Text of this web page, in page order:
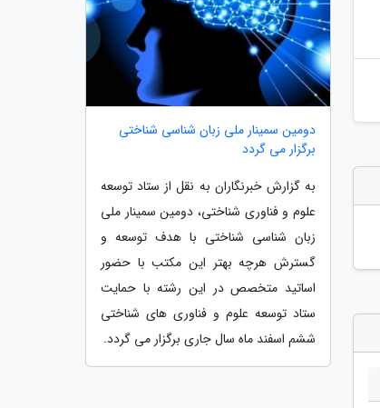
دومین سمینار ملی زبان شناسی شناختی
برگزار می گردد
به گزارش خبرنگاران به نقل از ستاد توسعه
علوم و فناوری شناختی، دومین سمینار ملی
زبان شناسی شناختی با هدف توسعه و
گسترش هرچه بهتر این مکتب با حضور
اساتید متخصص در این رشته با حمایت
ستاد توسعه علوم و فناوری های شناختی
ششم اسفند ماه سال جاری برگزار می گردد.